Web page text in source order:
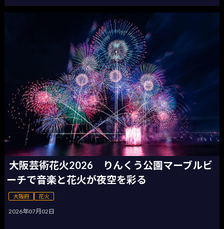
大阪芸術花火2026 りんくう公園マーブルビ
ーチで音楽と花火が夜空を彩る
大阪府 花火
2026年07月02日